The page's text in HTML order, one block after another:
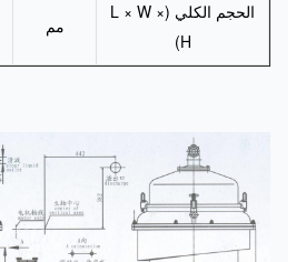
الحجم الكلي (L × W ×
H)
مم